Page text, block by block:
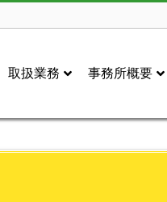
取扱業務 事務所概要